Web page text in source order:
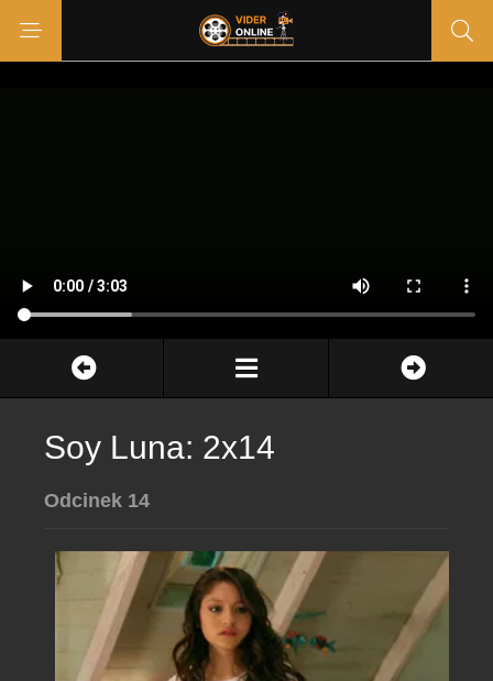
Soy Luna: 2x14
Odcinek 14